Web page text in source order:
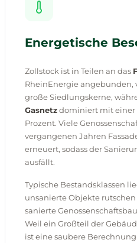
Energetische
Zollstock ist in Teilen an das
RheinEnergie
große Siedlungskerne,
Gasnetzdominiert mit einer
Prozent. Viele
vergangenen Jahren
erneuert, sodass der
ausfällt.
Typische Bestandsklassen
unsanierte Objekte
sanierte
Weil ein Großteil der
ist eine saubere